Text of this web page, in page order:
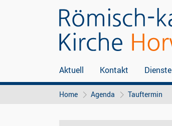
Aktuell Kontakt Dienste
Home Agenda Tauftermin